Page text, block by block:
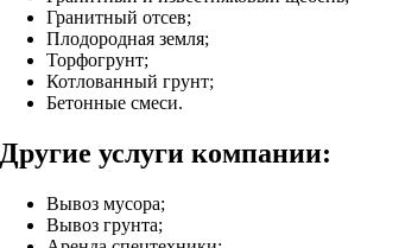
Гранитный отсев;
Плодородная земля;
Торфогрунт;
Котлованный грунт;
Бетонные смеси.
Другие услуги компании:
Вывоз мусора;
Вывоз грунта;